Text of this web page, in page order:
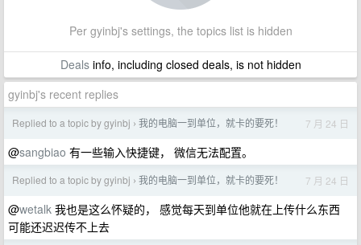
Per gyinbj's settings, the topics list is hidden
Dealsinfo, including closed deals, is not hidden
gyinbj's recent replies
Replied to a topic by gyinbj › 我的电脑一到单位，就卡的要死！ 7 月 24 日
@sangbiao 有一些输入快捷键， 微信无法配置。
Replied to a topic by gyinbj › 我的电脑一到单位，就卡的要死！ 7 月 24 日
@wetalk 我也是这么怀疑的， 感觉每天到单位他就在上传什么东西
可能还迟迟传不上去